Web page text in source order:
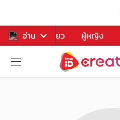
อ่าน
หาร ท่องเที่ยว ผู้หญิง